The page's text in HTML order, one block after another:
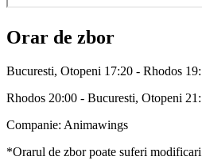
Orar de zbor
Bucuresti, Otopeni 17:20 - Rhodos
Rhodos 20:00 - Bucuresti, Otopeni
Companie: Animawings
*Orarul de zbor poate suferi